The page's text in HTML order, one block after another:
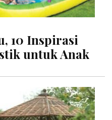
10 Inspirasi
untuk Anak